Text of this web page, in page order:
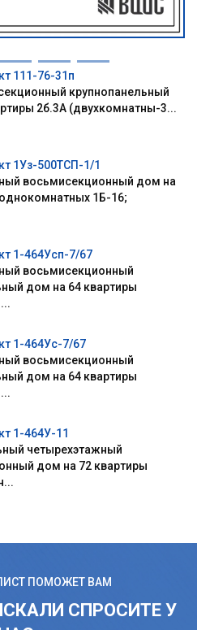
111-76-31п
крупнопанельный
2б.3А (двухкомнатны-3...
1Уз-500ТСП-1/1
восьмисекционный дом на
1Б-16;
1-464Усп-7/67
восьмисекционный
дом на 64 квартиры
1-464Ус-7/67
восьмисекционный
дом на 64 квартиры
1-464У-11
четырехэтажный
дом на 72 квартиры
ПОМОЖЕТ ВАМ
СПРОСИТЕ У